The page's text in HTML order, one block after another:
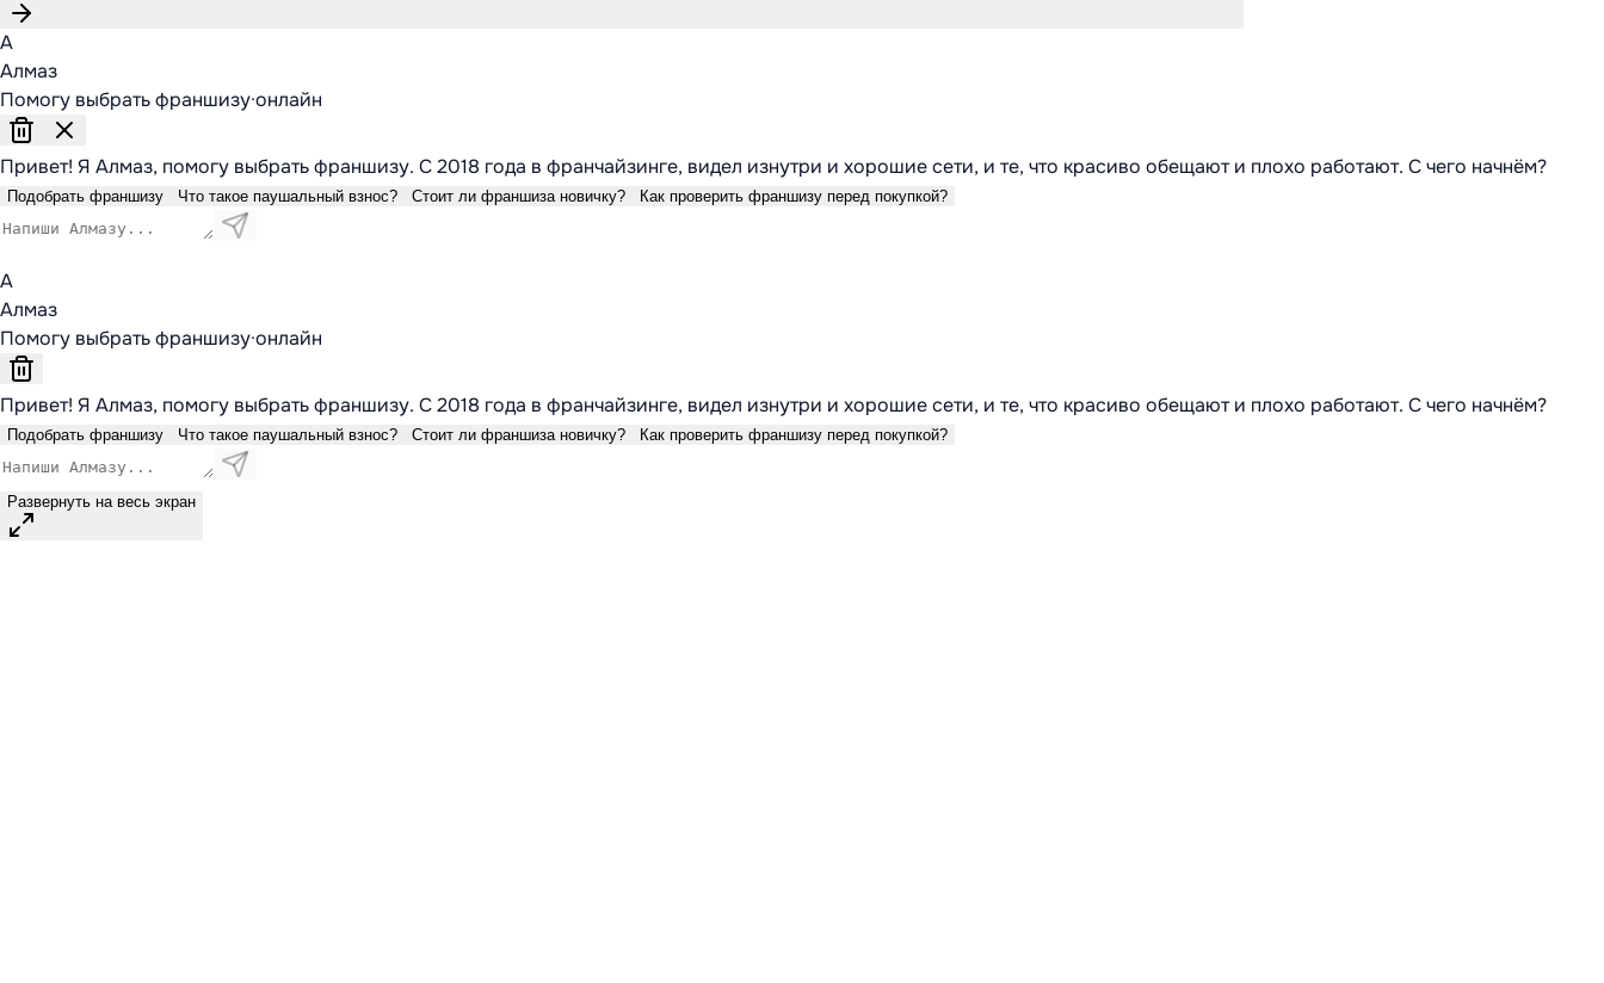
А
Алмаз
Помогу выбрать франшизу·онлайн
Привет! Я Алмаз, помогу выбрать франшизу. С 2018 года в франчайзинге, видел изнутри и хорошие сети, и те, что красиво обещают и плохо работают. С чего начнём?
Подобрать франшизу Что такое паушальный взнос? Стоит ли франшиза новичку? Как проверить франшизу перед покупкой?
А
Алмаз
Помогу выбрать франшизу·онлайн
Привет! Я Алмаз, помогу выбрать франшизу. С 2018 года в франчайзинге, видел изнутри и хорошие сети, и те, что красиво обещают и плохо работают. С чего начнём?
Подобрать франшизу Что такое паушальный взнос? Стоит ли франшиза новичку? Как проверить франшизу перед покупкой?
Развернуть на весь экран